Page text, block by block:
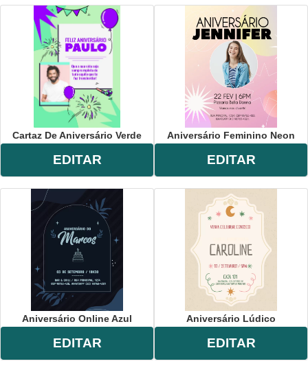
Cartaz De Aniversário Verde
EDITAR
Aniversário Feminino Neon
EDITAR
Aniversário Online Azul
EDITAR
Aniversário Lúdico
EDITAR